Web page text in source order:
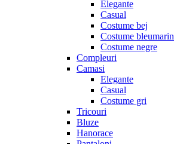
Elegante
Casual
Costume bej
Costume bleumarin
Costume negre
Compleuri
Camasi
Elegante
Casual
Costume gri
Tricouri
Bluze
Hanorace